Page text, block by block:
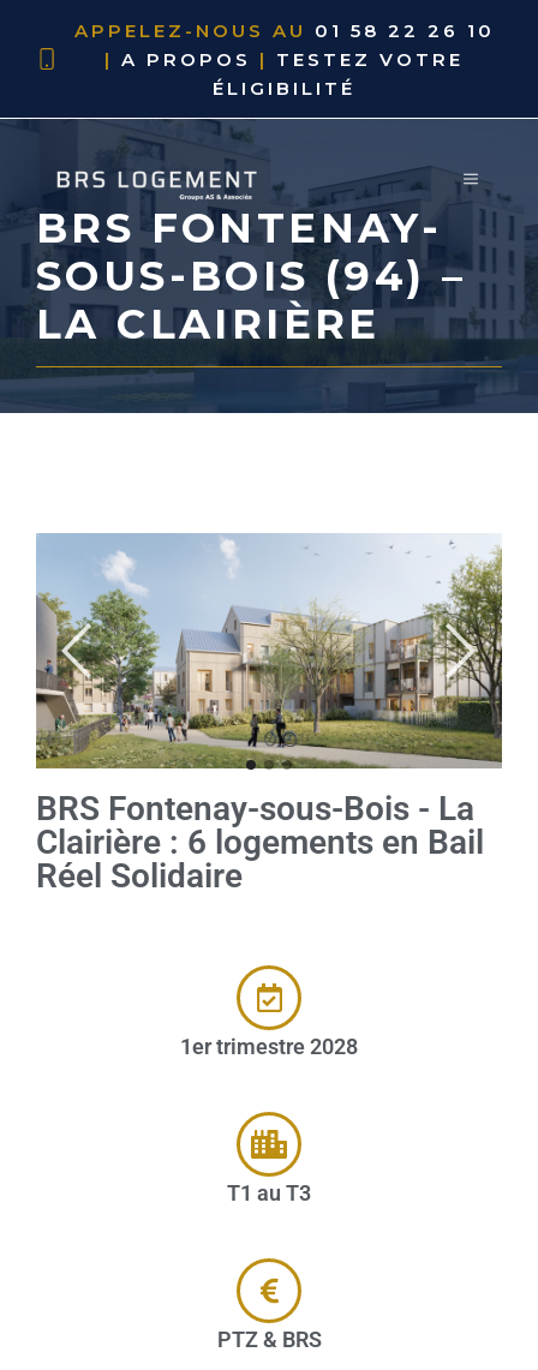
APPELEZ-NOUS AU 01 58 22 26 10
|A PROPOS | TESTEZ VOTRE
ÉLIGIBILITÉ
BRS FONTENAY-
SOUS-BOIS (94) –
LA CLAIRIÈRE
BRS Fontenay-sous-Bois - La
Clairière : 6 logements en Bail
Réel Solidaire
1er trimestre 2028
T1 au T3
PTZ & BRS